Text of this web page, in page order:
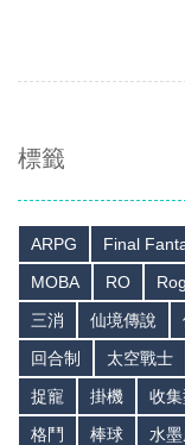
標籤
ARPG Final
MOBA
RO
三消
仙境傳說
回合制
太空戰士
捉寵
掛機 收集
格鬥
棒球 水